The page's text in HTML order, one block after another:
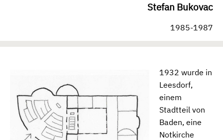
Stefan Bukovac
1985-1987
1932 wurde in
Leesdorf,
einem
Stadtteil von
Baden, eine
Notkirche